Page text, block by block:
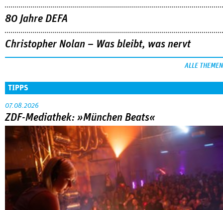
80 Jahre DEFA
Christopher Nolan – Was bleibt, was nervt
ALLE THEMEN
TIPPS
07.08.2026
ZDF-Mediathek: »München Beats«